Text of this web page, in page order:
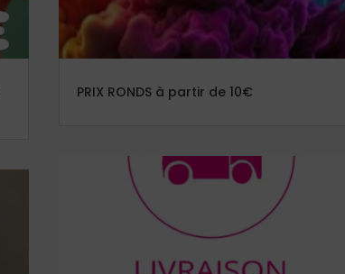
PRIX RONDS à partir de 10€